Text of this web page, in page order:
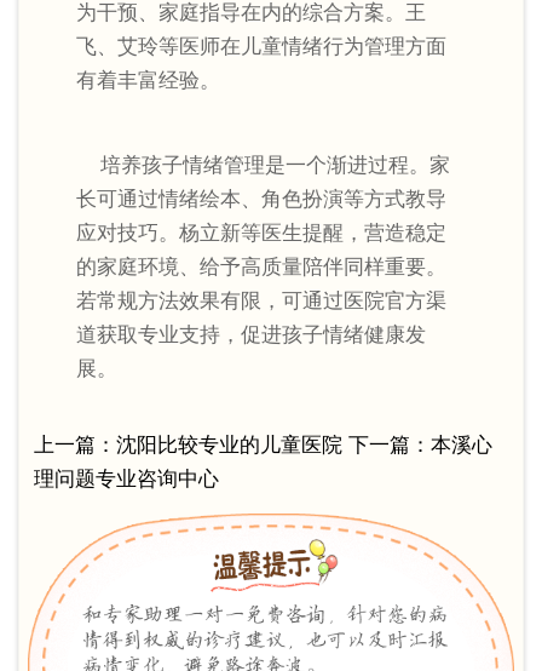
为干预、家庭指导在内的综合方案。王
飞、艾玲等医师在儿童情绪行为管理方面
有着丰富经验。
培养孩子情绪管理是一个渐进过程。家
长可通过情绪绘本、角色扮演等方式教导
应对技巧。杨立新等医生提醒，营造稳定
的家庭环境、给予高质量陪伴同样重要。
若常规方法效果有限，可通过医院官方渠
道获取专业支持，促进孩子情绪健康发
展。
上一篇： 沈阳比较专业的儿童医院 下一篇： 本溪心
理问题专业咨询中心